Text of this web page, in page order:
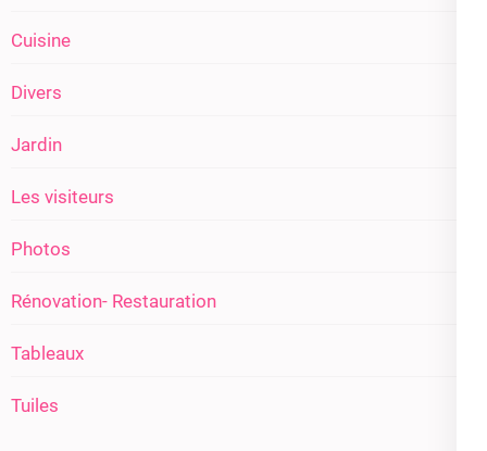
Cuisine
Divers
Jardin
Les visiteurs
Photos
Rénovation- Restauration
Tableaux
Tuiles